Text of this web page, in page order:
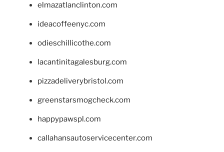
elmazatlanclinton.com
ideacoffeenyc.com
odieschillicothe.com
lacantinitagalesburg.com
pizzadeliverybristol.com
greenstarsmogcheck.com
happypawspl.com
callahansautoservicecenter.com